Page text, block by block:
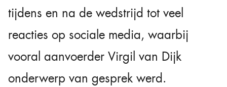
tijdens en na de wedstrijd tot veel
reacties op sociale media, waarbij
vooral aanvoerder Virgil van Dijk
onderwerp van gesprek werd.